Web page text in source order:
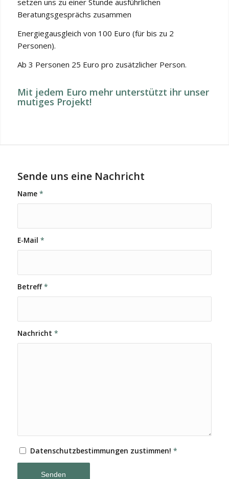
setzen uns zu einer Stunde ausführlichen
Beratungsgesprächs zusammen
Energiegausgleich von 100 Euro (für bis zu 2
Personen).
Ab 3 Personen 25 Euro pro zusätzlicher Person.
Mit jedem Euro mehr unterstützt ihr unser
mutiges Projekt!
Sende uns eine Nachricht
Name *
E-Mail *
Betreff*
Nachricht *
Datenschutzbestimmungen zustimmen! *